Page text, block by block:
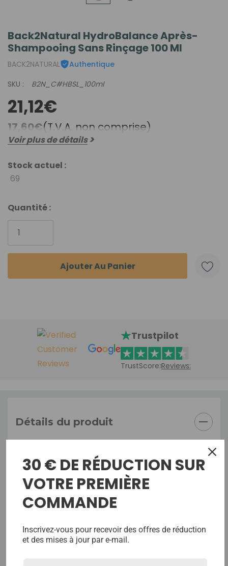
Back2Natural HydroBalance Après-
Shampooing Sans Rinçage 100 Ml
BACK2NATURAL
Authentique
SKU :
B2N_C#HBSL_100ml
21,12€
17,60€(T.V.A. non comprise)
Voir plus de détails
Stock actuel :
69
Quantité :
Trustpilot
TrustScore:Reviews:
Détails du produit
Détails du produit
- Après-shampooing sans rinçage Hydrobalance
100 ml - super fortifié pour CONDITIONNER,
RENFORCER et PROTÉGER avec du Q22 et une
protéine végétale brevetée associée à du
panthénol (Vit. B5) pour renforcer les cheveux
30 € DE RÉDUCTION SUR
VOTRE PREMIÈRE
COMMANDE
Inscrivez-vous pour recevoir des offres de réduction
et des mises à jour par e-mail.